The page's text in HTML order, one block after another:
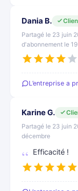
Dania B.
Partagé le 23 juin
d'abonnement le
L’entreprise a
Karine G.
Partagé le 23 juin
décembre
Efficacité !